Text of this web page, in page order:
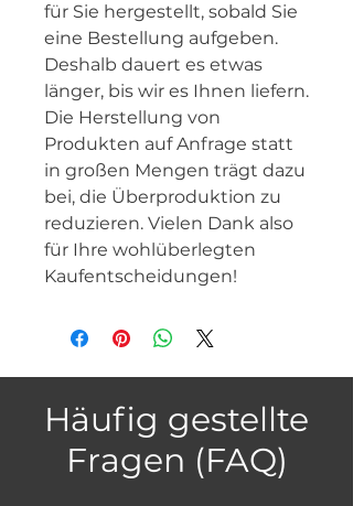
für Sie hergestellt, sobald Sie
eine Bestellung aufgeben.
Deshalb dauert es etwas
länger, bis wir es Ihnen liefern.
Die Herstellung von
Produkten auf Anfrage statt
in großen Mengen trägt dazu
bei, die Überproduktion zu
reduzieren. Vielen Dank also
für Ihre wohlüberlegten
Kaufentscheidungen!
Häufig gestellte
Fragen (FAQ)